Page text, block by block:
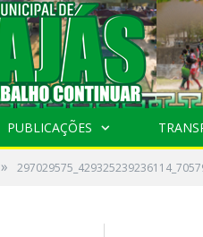
PUBLICAÇÕES
»